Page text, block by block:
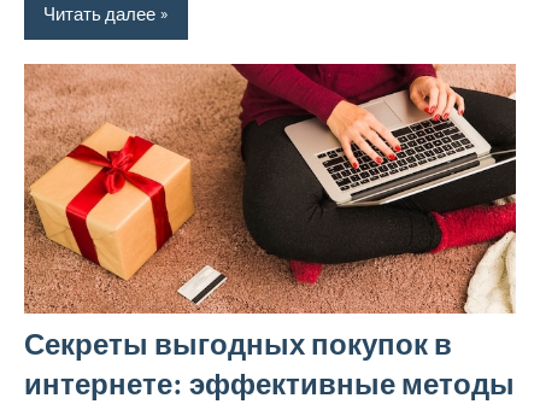
Читать далее
Секреты выгодных покупок в
интернете: эффективные методы